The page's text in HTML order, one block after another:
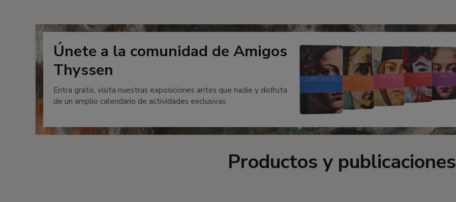
Únete a la comunidad de Amigos
Thyssen
Entra gratis, visita nuestras exposiciones antes que nadie y disfruta
de un amplio calendario de actividades exclusivas.
Productos y publicaciones